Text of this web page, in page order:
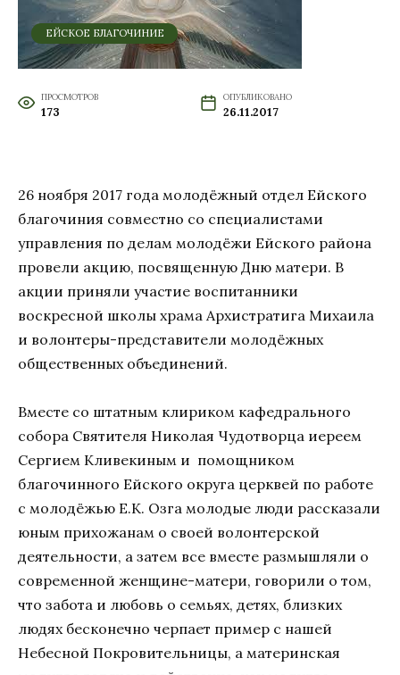
ЕЙСКОЕ БЛАГОЧИНИЕ
ПРОСМОТРОВ
173
ОПУБЛИКОВАНО
26.11.2017
26 ноября 2017 года молодёжный отдел Ейcкого
благочиния совместно со специалистами
управления по делам молодёжи Ейского района
провели акцию, посвященную Дню матери. В
акции приняли участие воспитанники
воскресной школы храма Архистратига Михаила
и волонтеры-представители молодёжных
общественных объединений.
Вместе со штатным клириком кафедрального
собора Святителя Николая Чудотворца иереем
Сергием Кливекиным и помощником
благочинного Ейского округа церквей по работе
с молодёжью Е.К. Озга молодые люди рассказали
юным прихожанам о своей волонтерской
деятельности, а затем все вместе размышляли о
современной женщине-матери, говорили о том,
что забота и любовь о семьях, детях, близких
людях бесконечно черпает пример с нашей
Небесной Покровительницы, а материнская